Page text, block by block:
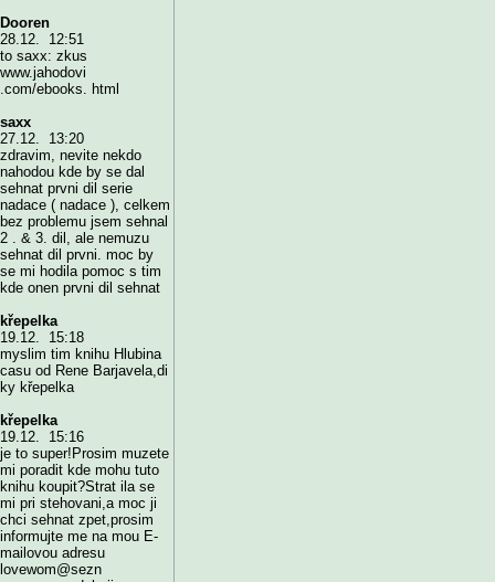
Dooren
28.12. 12:51
to saxx: zkus
www.jahodovi
.com/ebooks. html
saxx
27.12. 13:20
zdravim, nevite nekdo
nahodou kde by se dal
sehnat prvni dil serie
nadace ( nadace ), celkem
bez problemu jsem sehnal
2 . & 3. dil, ale nemuzu
sehnat dil prvni. moc by
se mi hodila pomoc s tim
kde onen prvni dil sehnat
křepelka
19.12. 15:18
myslim tim knihu Hlubina
casu od Rene Barjavela,di
ky křepelka
křepelka
19.12. 15:16
je to super!Prosim muzete
mi poradit kde mohu tuto
knihu koupit?Strat ila se
mi pri stehovani,a moc ji
chci sehnat zpet,prosim
informujte me na mou E-
mailovou adresu
lovewom@sezn